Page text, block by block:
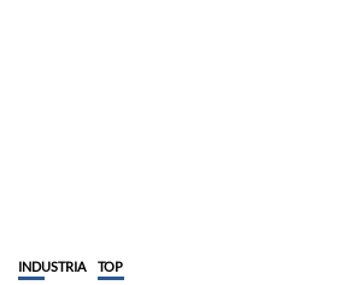
INDUSTRIA TOP